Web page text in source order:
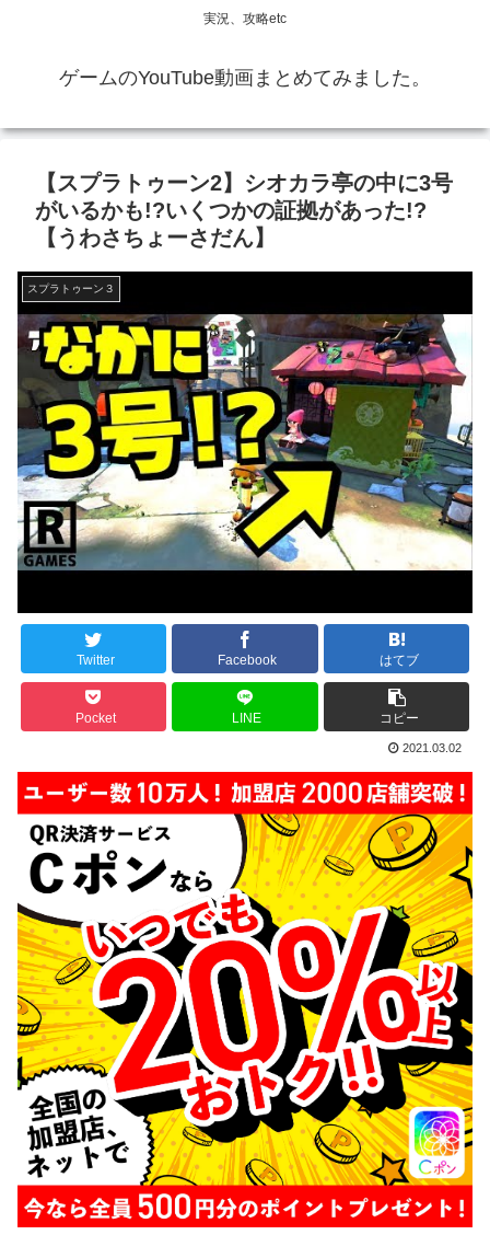
実況、攻略etc
ゲームのYouTube動画まとめてみました。
【スプラトゥーン2】シオカラ亭の中に3号
がいるかも!?いくつかの証拠があった!?
【うわさちょーさだん】
スプラトゥーン３
Twitter Facebook はてブ
Pocket LINE コピー
2021.03.02